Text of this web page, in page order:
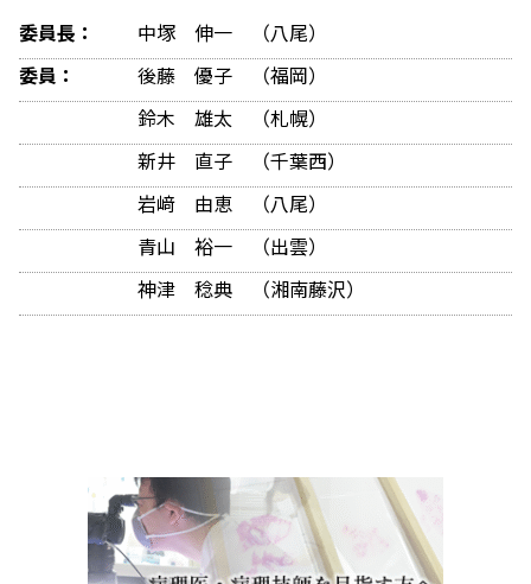
委員長：
中塚 伸一 （八尾）
委員：
後藤 優子 （福岡）
鈴木 雄太 （札幌）
新井 直子 （千葉西）
岩﨑 由恵 （八尾）
青山 裕一 （出雲）
神津 稔典 （湘南藤沢）